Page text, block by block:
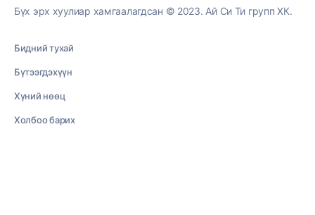
Бүх эрх хуулиар хамгаалагдсан © 2023. Ай Си Ти групп ХК.
Бидний тухай
Бүтээгдэхүүн
Хүний нөөц
Холбоо барих